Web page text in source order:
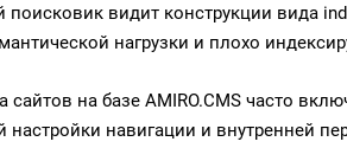
поисковик видит конструкции вида
нагрузки и плохо
сайтов на базе AMIRO.CMS часто
настройки навигации и внутренней